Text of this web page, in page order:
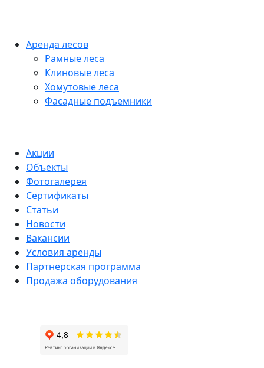
Аренда лесов
Рамные леса
Клиновые леса
Хомутовые леса
Фасадные подъемники
Акции
Объекты
Фотогалерея
Сертификаты
Статьи
Новости
Вакансии
Условия аренды
Партнерская программа
Продажа оборудования